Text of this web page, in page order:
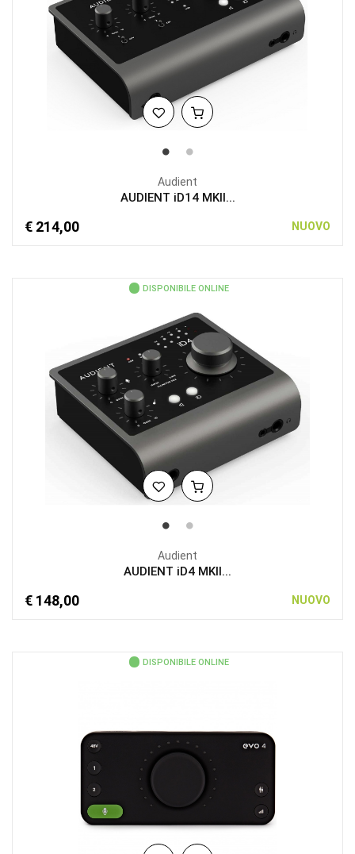
Audient
AUDIENT iD14 MKII...
€ 214,00 NUOVO
DISPONIBILE ONLINE
Audient
AUDIENT iD4 MKII...
€ 148,00 NUOVO
DISPONIBILE ONLINE